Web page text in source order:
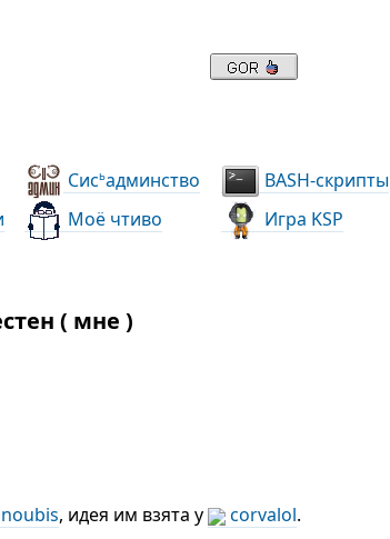
Сисьадминство
BASH-скрипты
Моё чтиво Игра KSP
( мне )
, идея им взята у corvalol.